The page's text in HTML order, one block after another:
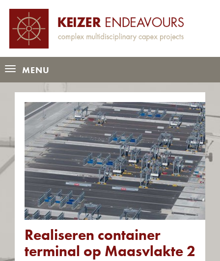
navigation
MENU
Realiseren container
terminal op Maasvlakte 2